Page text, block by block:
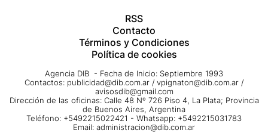
RSS
Contacto
Términos y Condiciones
Política de cookies
Agencia DIB - Fecha de Inicio: Septiembre 1993
Contactos: publicidad@dib.com.ar / vpignaton@dib.com.ar /
avisosdib@gmail.com
Dirección de las oficinas: Calle 48 Nº 726 Piso 4, La Plata; Provincia
de Buenos Aires, Argentina
Teléfono: +5492215022421 - Whatsapp: +5492215031783
Email: administracion@dib.com.ar